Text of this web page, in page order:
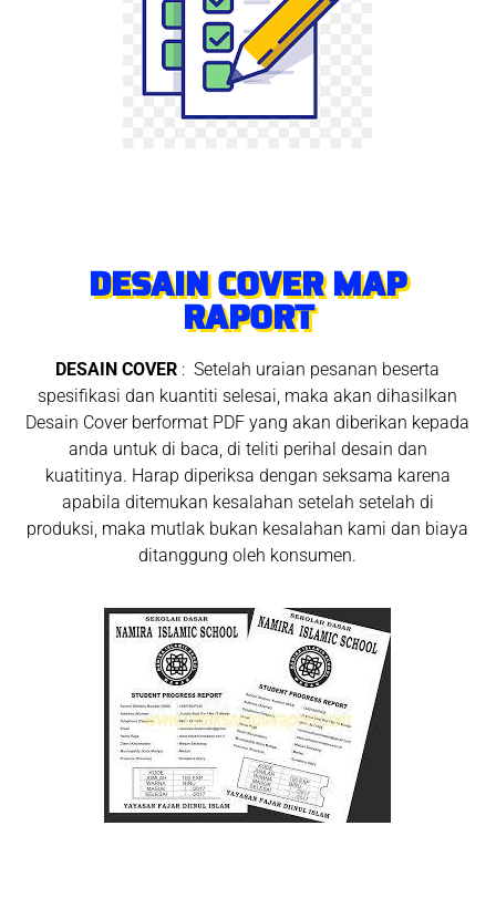
DESAIN COVER MAP
RAPORT
DESAIN COVER : Setelah uraian pesanan beserta
spesifikasi dan kuantiti selesai, maka akan dihasilkan
Desain Cover berformat PDF yang akan diberikan kepada
anda untuk di baca, di teliti perihal desain dan
kuatitinya. Harap diperiksa dengan seksama karena
apabila ditemukan kesalahan setelah setelah di
produksi, maka mutlak bukan kesalahan kami dan biaya
ditanggung oleh konsumen.